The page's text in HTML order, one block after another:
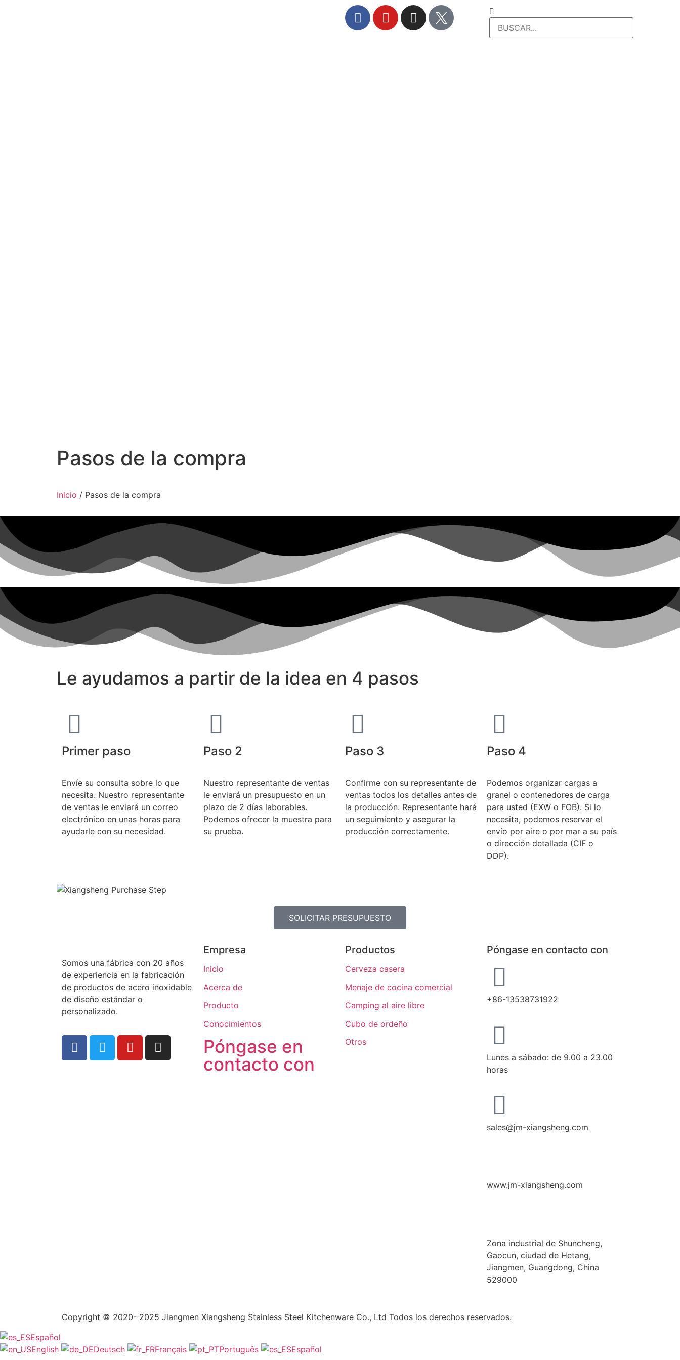
Pasos de la compra
Inicio / Pasos de la compra
Le ayudamos a partir de la idea en 4 pasos
Primer paso
Envíe su consulta sobre lo que
necesita. Nuestro representante
de ventas le enviará un correo
electrónico en unas horas para
ayudarle con su necesidad.
Paso 2
Nuestro representante de ventas
le enviará un presupuesto en un
plazo de 2 días laborables.
Podemos ofrecer la muestra para
su prueba.
Paso 3
Confirme con su representante de
ventas todos los detalles antes de
la producción. Representante hará
un seguimiento y asegurar la
producción correctamente.
Paso 4
Podemos organizar cargas a
granel o contenedores de carga
para usted (EXW o FOB). Si lo
necesita, podemos reservar el
envío por aire o por mar a su país
o dirección detallada (CIF o
DDP).
SOLICITAR PRESUPUESTO
Somos una fábrica con 20 años
de experiencia en la fabricación
de productos de acero inoxidable
de diseño estándar o
personalizado.
Empresa
Inicio
Acerca de
Producto
Conocimientos
Póngase en
contacto con
Productos
Cerveza casera
Menaje de cocina comercial
Camping al aire libre
Cubo de ordeño
Otros
Póngase en contacto con
+86-13538731922
Lunes a sábado: de 9.00 a 23.00
horas
sales@jm-xiangsheng.com
www.jm-xiangsheng.com
Zona industrial de Shuncheng,
Gaocun, ciudad de Hetang,
Jiangmen, Guangdong, China
529000
Copyright © 2020- 2025 Jiangmen Xiangsheng Stainless Steel Kitchenware Co., Ltd Todos los derechos reservados.
Español
English
Deutsch Français Português Español